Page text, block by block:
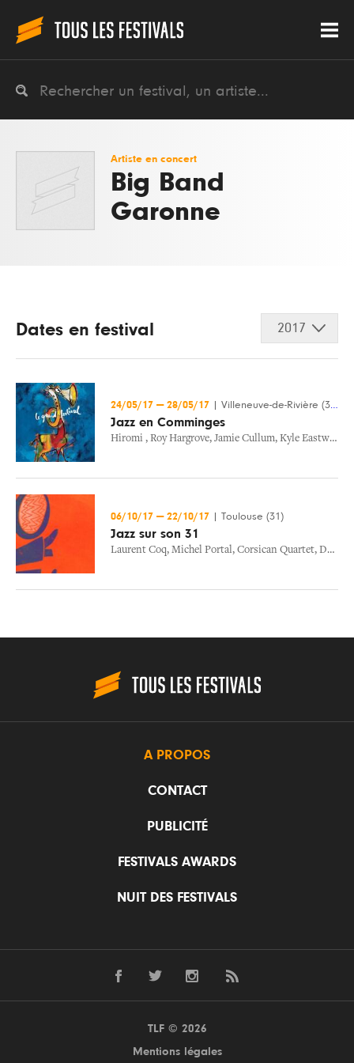
Artiste en concert
Big Band
Garonne
Dates en festival 2017
24/05/17 — 28/05/17 Villeneuve-de-Rivière (31)
Jazz en Comminges
Hiromi , Roy Hargrove, Jamie Cullum, Kyle Eastwood
06/10/17 — 22/10/17 Toulouse (31)
Jazz sur son 31
Laurent Coq, Michel Portal, Corsican Quartet, Duo Relingo
A PROPOS
CONTACT
PUBLICITÉ
FESTIVALS AWARDS
NUIT DES FESTIVALS
TLF © 2026
Mentions légales